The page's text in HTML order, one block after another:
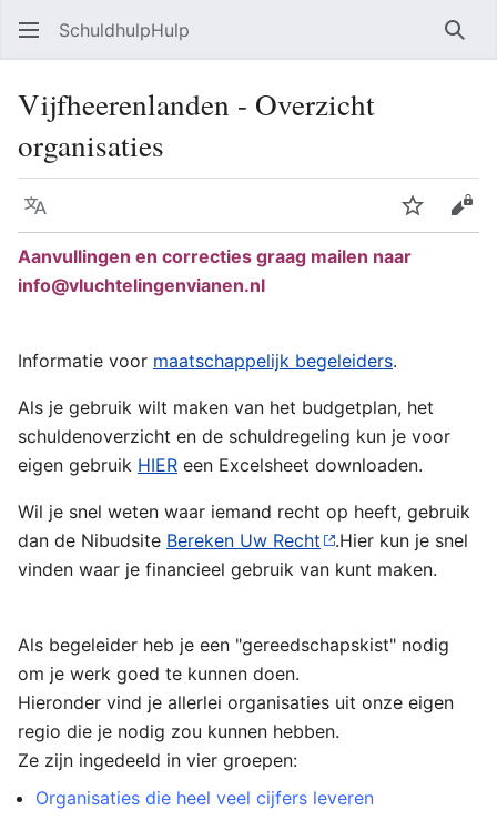
SchuldhulpHulp
Vijfheerenlanden - Overzicht
organisaties
Taal Volgen
Aanvullingen en correcties graag mailen naar
info@vluchtelingenvianen.nl
Informatie voor maatschappelijk begeleiders.
Als je gebruik wilt maken van het budgetplan, het
schuldenoverzicht en de schuldregeling kun je voor
eigen gebruik HIER een Excelsheet downloaden.
Wil je snel weten waar iemand recht op heeft, gebruik
dan de Nibudsite Bereken Uw Recht
.Hier kun je snel
vinden waar je financieel gebruik van kunt maken.
Als begeleider heb je een "gereedschapskist" nodig
om je werk goed te kunnen doen.
Hieronder vind je allerlei organisaties uit onze eigen
regio die je nodig zou kunnen hebben.
Ze zijn ingedeeld in vier groepen:
Organisaties die heel veel cijfers leveren